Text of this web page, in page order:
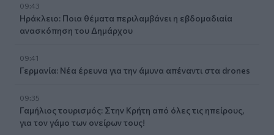
09:43
Ηράκλειο: Ποια θέματα περιλαμβάνει η εβδομαδιαία
ανασκόπηση του Δημάρχου
09:41
Γερμανία: Νέα έρευνα για την άμυνα απέναντι στα drones
09:35
Γαμήλιος τουρισμός: Στην Κρήτη από όλες τις ηπείρους,
για τον γάμο των ονείρων τους!